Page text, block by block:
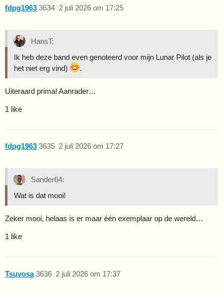
fdpg1963 2 juli 2026 om 17:25
3634
HansT:
Ik heb deze band even genoteerd voor mijn Lunar Pilot (als je
het niet erg vind)
.
Uiteraard prima! Aanrader…
1 like
fdpg1963 2 juli 2026 om 17:27
3635
Sander64:
Wat is dat mooi!
Zeker mooi, helaas is er maar één exemplaar op de wereld…
1 like
Tsuyosa 2 juli 2026 om 17:37
3636